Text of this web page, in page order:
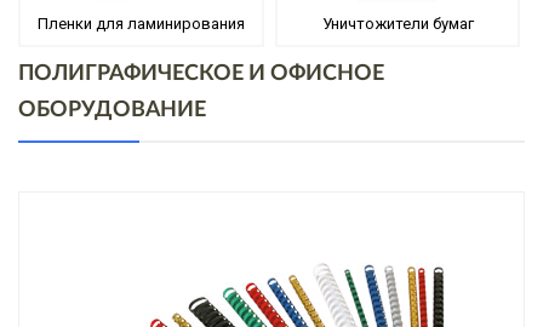
Пленки для ламинирования Уничтожители бумаг
ПОЛИГРАФИЧЕСКОЕ И ОФИСНОЕ
ОБОРУДОВАНИЕ